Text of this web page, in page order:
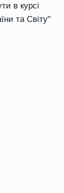
в курсі
та Світу"